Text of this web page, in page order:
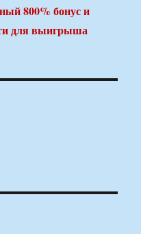
800% бонус и
для выигрыша